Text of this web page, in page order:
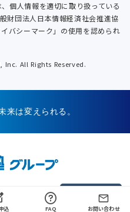
▲ページTOP
個人情報を適切に取り扱っている
財団法人日本情報経済社会推進協
バシーマーク」の使用を認められ
All Rights Reserved.
来は変えられる。
込 FAQ お問い合わせ